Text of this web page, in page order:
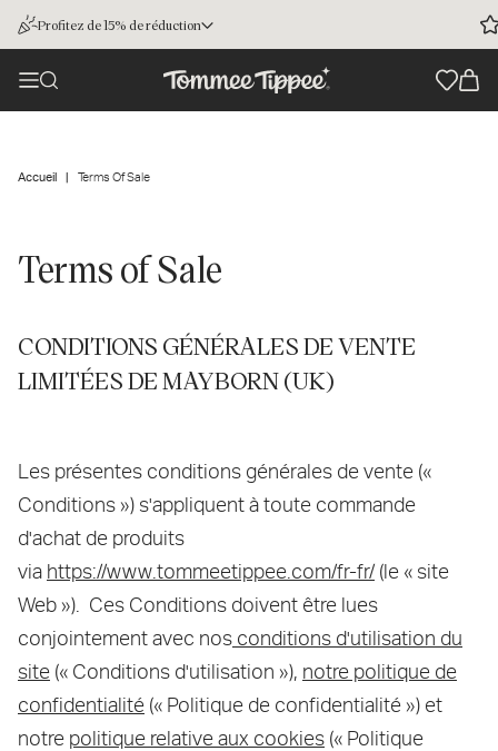
Profitez de 15% de réduction
Accueil Terms Of Sale
Terms of Sale
CONDITIONS GÉNÉRALES DE VENTE
LIMITÉES DE MAYBORN (UK)
Les présentes conditions générales de vente («
Conditions ») s'appliquent à toute commande
d'achat de produits
via https://www.tommeetippee.com/fr-fr/ (le « site
Web »). Ces Conditions doivent être lues
conjointement avec nos conditions d'utilisation du
site (« Conditions d'utilisation »), notre politique de
confidentialité (« Politique de confidentialité ») et
notre politique relative aux cookies (« Politique